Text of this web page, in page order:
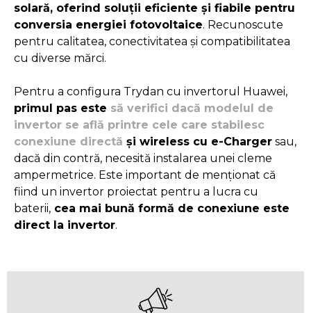
solară, oferind soluții eficiente și fiabile pentru
conversia energiei fotovoltaice. Recunoscute
pentru calitatea, conectivitatea și compatibilitatea
cu diverse mărci.
Pentru a configura Trydan cu invertorul Huawei,
primul pas este să verifici dacă modelul de
invertor se află printre cele care stabilesc
conexiune directă și wireless cu e-Charger sau,
dacă din contră, necesită instalarea unei cleme
ampermetrice. Este important de menționat că
fiind un invertor proiectat pentru a lucra cu
baterii, cea mai bună formă de conexiune este
direct la invertor.